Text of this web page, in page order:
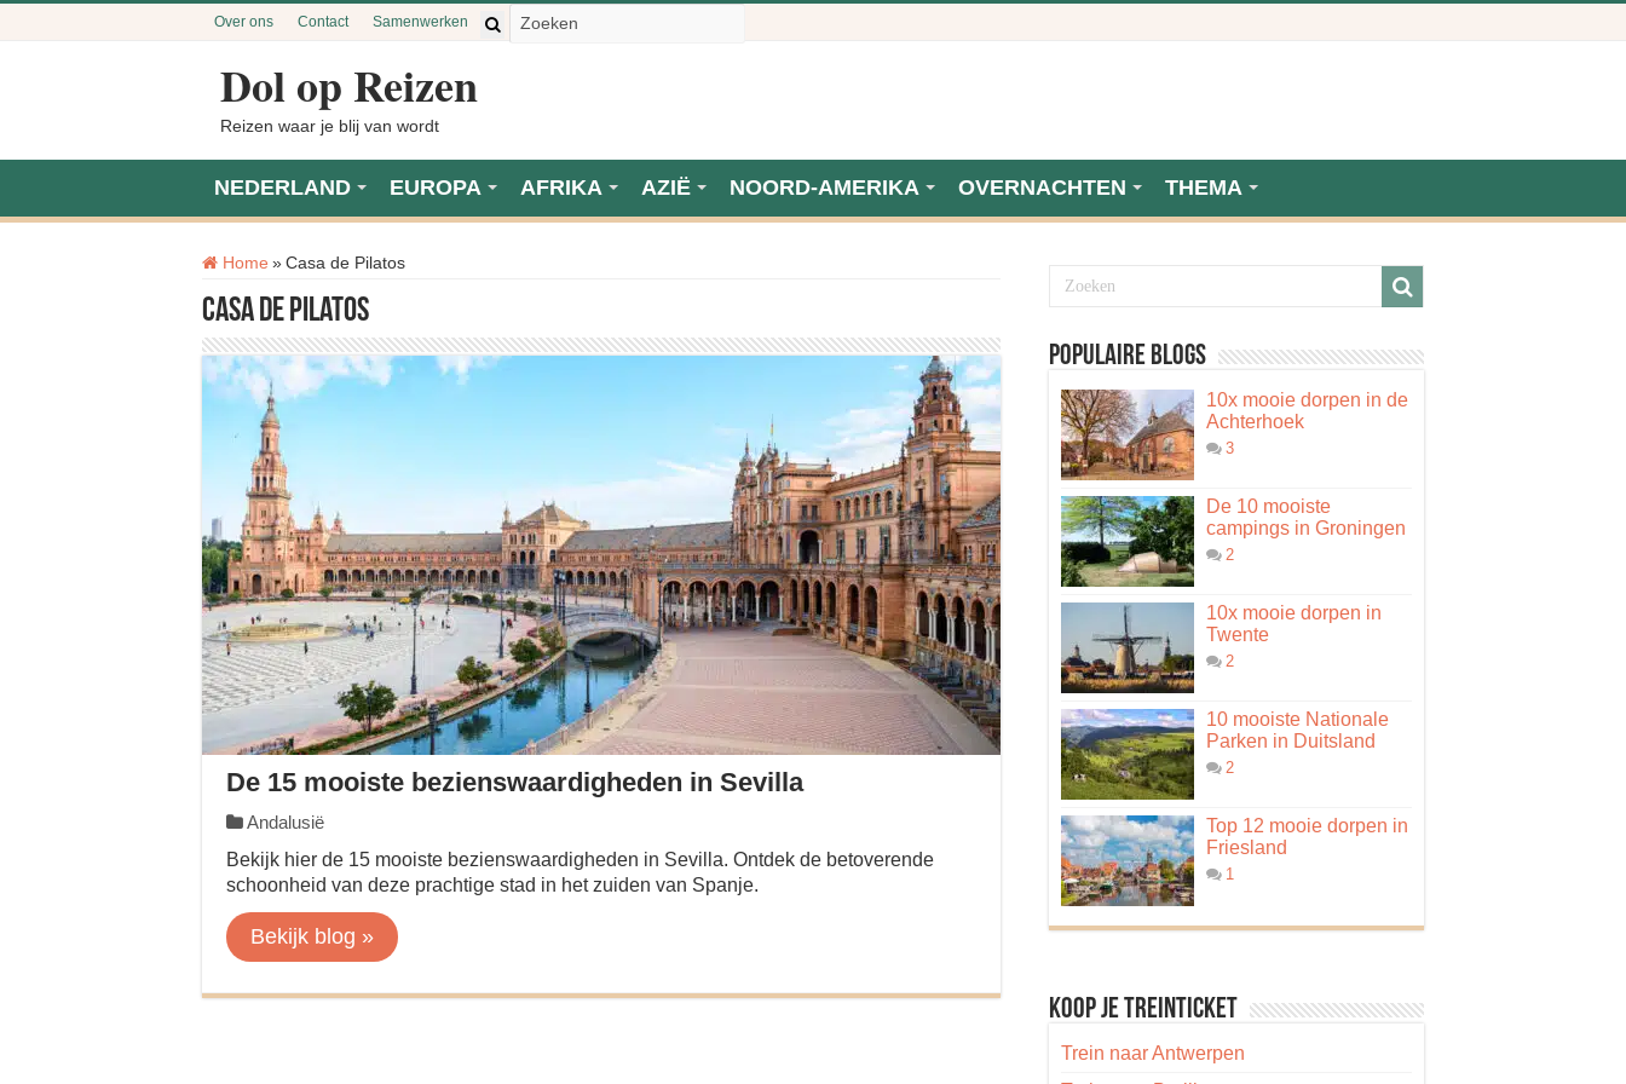
Over ons Contact Samenwerken
Dol op Reizen
Reizen waar je blij van wordt
NEDERLAND EUROPA AFRIKA AZIË NOORD-AMERIKA OVERNACHTEN THEMA
Home »Tag:
Casa de Pilatos
Casa de Pilatos
De 15 mooiste bezienswaardigheden in Sevilla
Andalusië
Bekijk hier de 15 mooiste bezienswaardigheden in Sevilla. Ontdek de betoverende
schoonheid van deze prachtige stad in het zuiden van Spanje.
Bekijk blog »
Populaire blogs
10x mooie dorpen in de
Achterhoek
3
De 10 mooiste
campings in Groningen
2
10x mooie dorpen in
Twente
2
10 mooiste Nationale
Parken in Duitsland
2
Top 12 mooie dorpen in
Friesland
1
Koop je treinticket
Trein naar Antwerpen